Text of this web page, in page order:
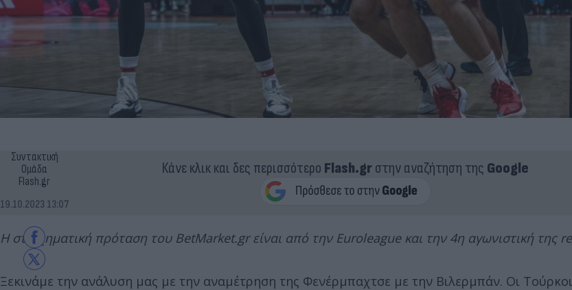
Συντακτική
Ομάδα
Flash.gr
19.10.2023 13:07
Κάνε κλικ και δες περισσότερο Flash.grστην αναζήτηση της Google
Η στοιχηματική πρόταση του BetMarket.gr είναι από την Euroleague και την 4η αγωνιστική της
Ξεκινάμε την ανάλυση μας με την αναμέτρηση της Φενέρμπαχτσε με την Βιλερμπάν. Οι